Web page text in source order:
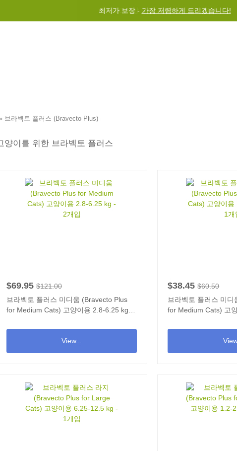
최저가 보장 - 가장 저렴하게 드리겠습니다!
$50 이상 구매 시 전세계 무료 배송
브라벡토 플러스 (Bravecto Plus)
양이를 위한 브라벡토 플러스
$69.95 $121.00
브라벡토 플러스 미디움 (Bravecto Plus
for Medium Cats) 고양이용 2.8-6.25 kg -
View...
$38.45 $60.50
브라벡토 플러스 미
for Medium Cats) 고